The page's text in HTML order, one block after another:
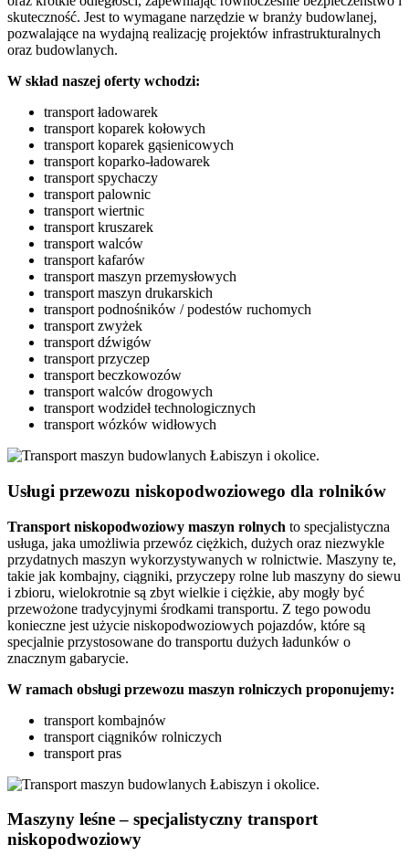
skuteczność. Jest to wymagane narzędzie w branży budowlanej,
pozwalające na wydajną realizację projektów infrastrukturalnych
oraz budowlanych.
W skład naszej oferty wchodzi:
transport ładowarek
transport koparek kołowych
transport koparek gąsienicowych
transport koparko-ładowarek
transport spychaczy
transport palownic
transport wiertnic
transport kruszarek
transport walców
transport kafarów
transport maszyn przemysłowych
transport maszyn drukarskich
transport podnośników / podestów ruchomych
transport zwyżek
transport dźwigów
transport przyczep
transport beczkowozów
transport walców drogowych
transport wodzideł technologicznych
transport wózków widłowych
Usługi przewozu niskopodwoziowego dla rolników
Transport niskopodwoziowy maszyn rolnych to specjalistyczna
usługa, jaka umożliwia przewóz ciężkich, dużych oraz niezwykle
przydatnych maszyn wykorzystywanych w rolnictwie. Maszyny te,
takie jak kombajny, ciągniki, przyczepy rolne lub maszyny do siewu
i zbioru, wielokrotnie są zbyt wielkie i ciężkie, aby mogły być
przewożone tradycyjnymi środkami transportu. Z tego powodu
konieczne jest użycie niskopodwoziowych pojazdów, które są
specjalnie przystosowane do transportu dużych ładunków o
znacznym gabarycie.
W ramach obsługi przewozu maszyn rolniczych proponujemy:
transport kombajnów
transport ciągników rolniczych
transport pras
Maszyny leśne – specjalistyczny transport
niskopodwoziowy